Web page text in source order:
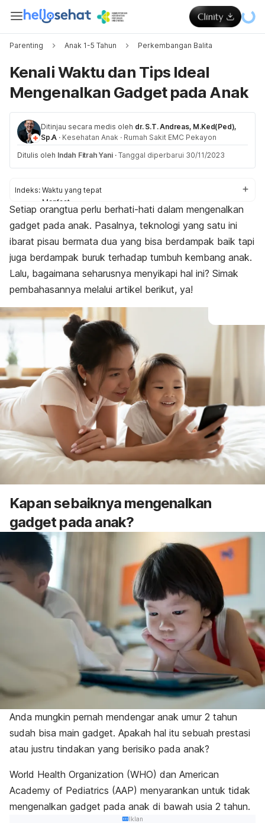
Parenting Anak 1-5 Tahun Perkembangan Balita
Kenali Waktu dan Tips Ideal
Mengenalkan Gadget pada Anak
Ditinjau secara medis oleh dr. S.T. Andreas, M.Ked(Ped),
Sp.A · Kesehatan Anak · Rumah Sakit EMC Pekayon
Ditulis oleh Indah Fitrah Yani · Tanggal diperbarui 30/11/2023
Indeks: Waktu yang tepat
Manfaat
Dampak
Tips
Setiap orangtua perlu berhati-hati dalam mengenalkan
gadget pada anak. Pasalnya, teknologi yang satu ini
ibarat pisau bermata dua yang bisa berdampak baik tapi
juga berdampak buruk terhadap tumbuh kembang anak.
Lalu, bagaimana seharusnya menyikapi hal ini? Simak
pembahasannya melalui artikel berikut, ya!
Kapan sebaiknya mengenalkan
gadget pada anak?
Anda mungkin pernah mendengar anak umur 2 tahun
sudah bisa main gadget. Apakah hal itu sebuah prestasi
atau justru tindakan yang berisiko pada anak?
World Health Organization (WHO) dan American
Academy of Pediatrics (AAP) menyarankan untuk tidak
mengenalkan gadget pada anak di bawah usia 2 tahun.
Iklan